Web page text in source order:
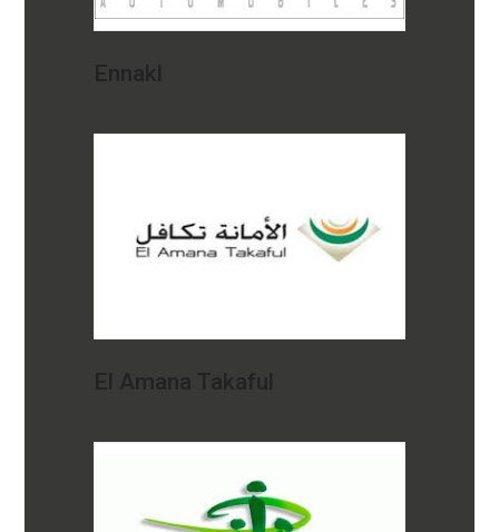
Ennakl
El Amana Takaful